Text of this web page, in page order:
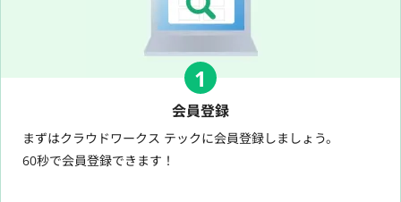
1
会員登録
まずはクラウドワークス テックに会員登録しましょう。
60秒で会員登録できます！